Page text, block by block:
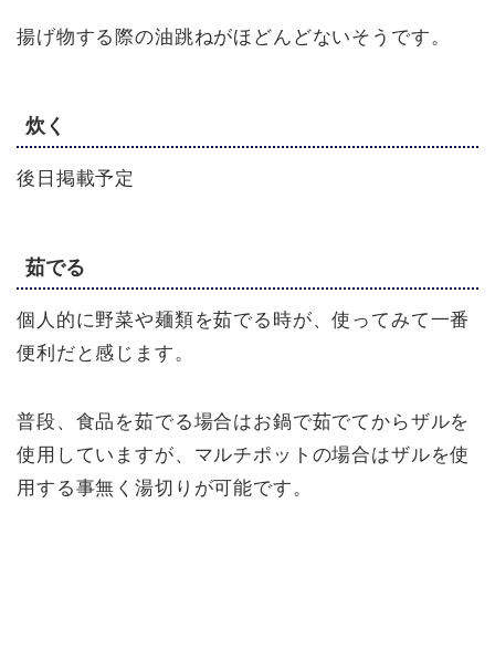
揚げ物する際の油跳ねがほどんどないそうです。
炊く
後日掲載予定
茹でる
個人的に野菜や麺類を茹でる時が、使ってみて一番
便利だと感じます。
普段、食品を茹でる場合はお鍋で茹でてからザルを
使用していますが、マルチポットの場合はザルを使
用する事無く湯切りが可能です。